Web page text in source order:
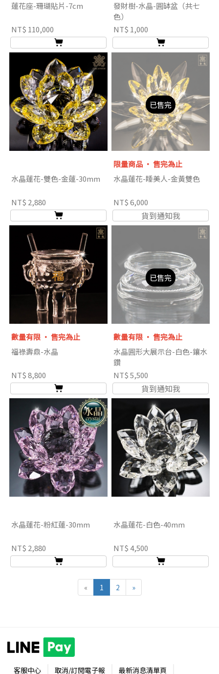
蓮花座-珊瑚貼片-7cm
NT$ 110,000
發財樹-水晶-圓缽盆（共七
色）
NT$ 1,000
水晶蓮花-雙色-金蓮-30mm
NT$ 2,880
已售完
限量商品 ‧ 售完為止
水晶蓮花-睡美人-金黃雙色
NT$ 6,000
貨到通知我
數量有限 ‧ 售完為止
福祿壽鼎-水晶
NT$ 8,800
已售完
數量有限 ‧ 售完為止
水晶圓形大展示台-白色-鑲水
鑽
NT$ 5,500
貨到通知我
水晶蓮花-粉紅蓮-30mm
NT$ 2,880
水晶蓮花-白色-40mm
NT$ 4,500
« 1 2 »
客服中心 取消/訂閱電子報 最新消息清單頁